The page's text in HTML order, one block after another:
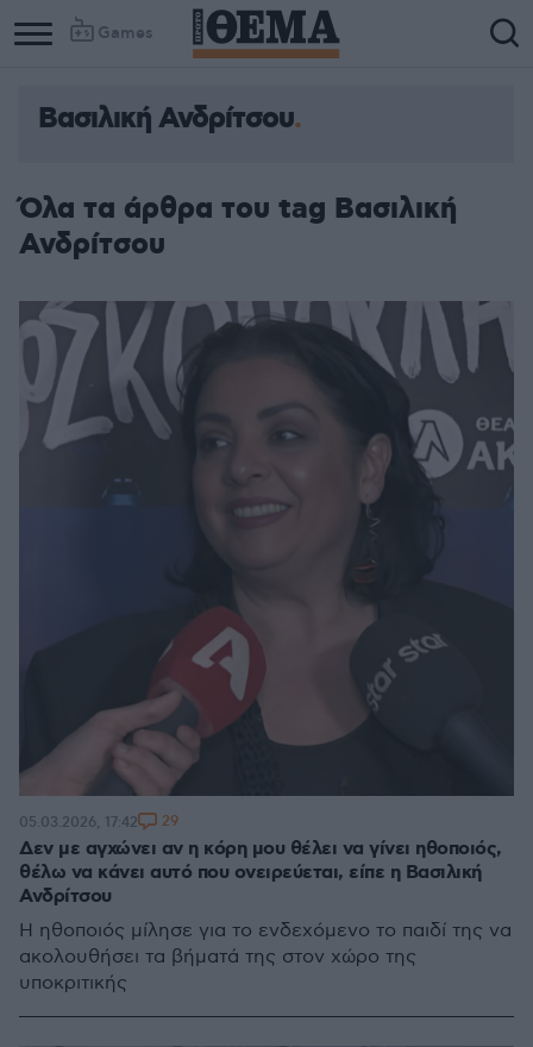
Games
Βασιλική Ανδρίτσου
Όλα τα άρθρα του tag Βασιλική
Ανδρίτσου
Δεν με αγχώνει αν η κόρη μου θέλει να γίνει ηθοποιός,
θέλω να κάνει αυτό που ονειρεύεται, είπε η Βασιλική
Ανδρίτσου
Η ηθοποιός μίλησε για το ενδεχόμενο το παιδί της να
ακολουθήσει τα βήματά της στον χώρο της
υποκριτικής
05.03.2026, 17:42 29